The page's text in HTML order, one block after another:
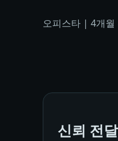
오피스타 | 4개월
신뢰 전